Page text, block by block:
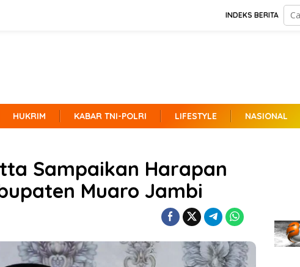
INDEKS BERITA
HUKRIM KABAR TNI-POLRI LIFESTYLE NASIONAL
Sampaikan Harapan
Muaro Jambi